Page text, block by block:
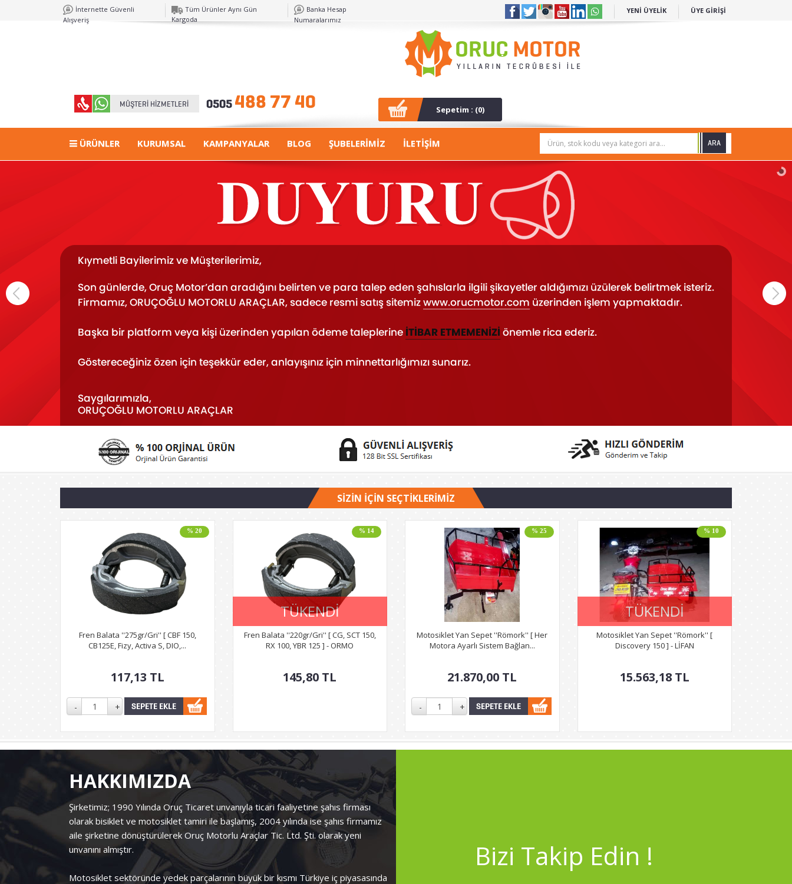
İnternette Güvenli
Alışveriş
Tüm Ürünler Aynı Gün
Kargoda
Banka Hesap
Numaralarımız
YENİ ÜYELİK ÜYE GİRİŞİ
Sepetim : (0)
ÜRÜNLER KURUMSAL KAMPANYALAR BLOG ŞUBELERİMİZ İLETİŞİM Ürün, stok kodu veya kategori ara...
SİZİN İÇİN SEÇTİKLERİMİZ
% 20
Fren Balata ''275gr/Gri'' [ CBF 150,
CB125E, Fizy, Activa S, DIO,...
117,13 TL
% 14
TÜKENDİ
Fren Balata ''220gr/Gri'' [ CG, SCT 150,
RX 100, YBR 125 ] - ORMO
145,80 TL
% 25
Motosiklet Yan Sepet ''Römork'' [ Her
Motora Ayarlı Sistem Bağlan...
21.870,00 TL
% 10
TÜKENDİ
Motosiklet Yan Sepet ''Römork'' [
Discovery 150 ] - LİFAN
15.563,18 TL
HAKKIMIZDA
Şirketimiz; 1990 Yılında Oruç Ticaret unvanıyla ticari faaliyetine şahıs firması
olarak bisiklet ve motosiklet tamiri ile başlamış, 2004 yılında ise şahıs firmamız
aile şirketine dönüştürülerek Oruç Motorlu Araçlar Tic. Ltd. Şti. olarak yeni
unvanını almıştır.
Motosiklet sektöründe yedek parçalarının büyük bir kısmı Türkiye iç piyasasında
Bizi Takip Edin !